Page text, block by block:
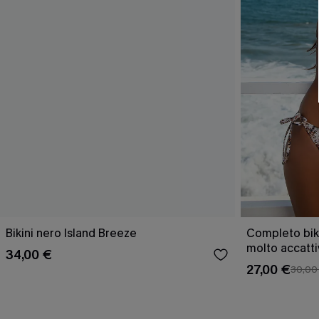
Bikini nero Island Breeze
34,00 €
Completo
molto
27,00 €